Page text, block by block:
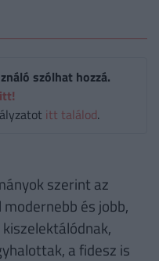
szólhat hozzá.
itt találod.
szerint az
és jobb,
a fidesz is